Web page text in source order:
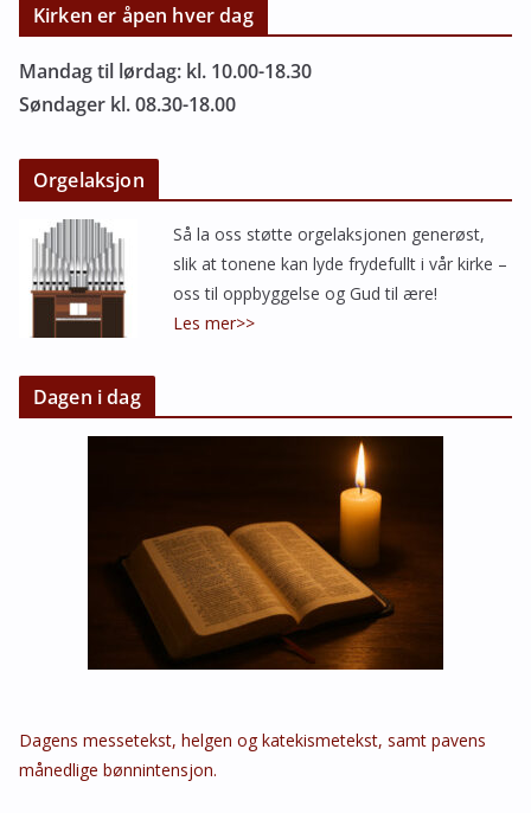
Kirken er åpen hver dag
Mandag til lørdag: kl. 10.00-18.30
Søndager kl. 08.30-18.00
Orgelaksjon
Så la oss støtte orgelaksjonen generøst,
slik at tonene kan lyde frydefullt i vår kirke –
oss til oppbyggelse og Gud til ære!
Les mer>>
Dagen i dag
Dagens messetekst, helgen og katekismetekst, samt pavens
månedlige bønnintensjon.